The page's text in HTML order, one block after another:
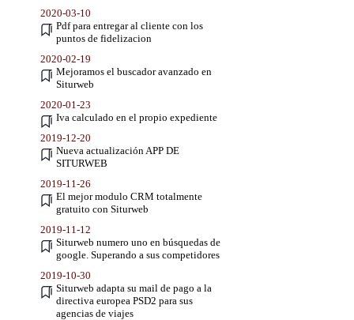
2020-03-10
Pdf para entregar al cliente con los
puntos de fidelizacion
2020-02-19
Mejoramos el buscador avanzado en
Siturweb
2020-01-23
Iva calculado en el propio expediente
2019-12-20
Nueva actualización APP DE
SITURWEB
2019-11-26
El mejor modulo CRM totalmente
gratuito con Siturweb
2019-11-12
Siturweb numero uno en búsquedas de
google. Superando a sus competidores
2019-10-30
Siturweb adapta su mail de pago a la
directiva europea PSD2 para sus
agencias de viajes